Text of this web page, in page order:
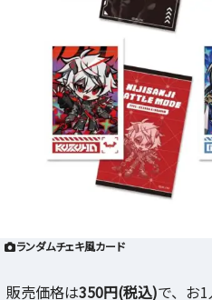
ランダムチェキ風カード
販売価格は350円(税込)で、お